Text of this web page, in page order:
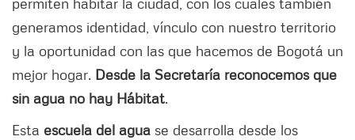
generamos identidad, vínculo con nuestro territorio
y la oportunidad con las que hacemos de Bogotá un
mejor hogar. Desde la Secretaría reconocemos que
sin agua no hay Hábitat.
Esta escuela del agua se desarrolla desde los